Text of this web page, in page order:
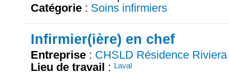
Catégorie : Soins infirmiers
Infirmier(ière) en chef
Entreprise : CHSLD Résidence Riviera
Lieu de travail : Laval